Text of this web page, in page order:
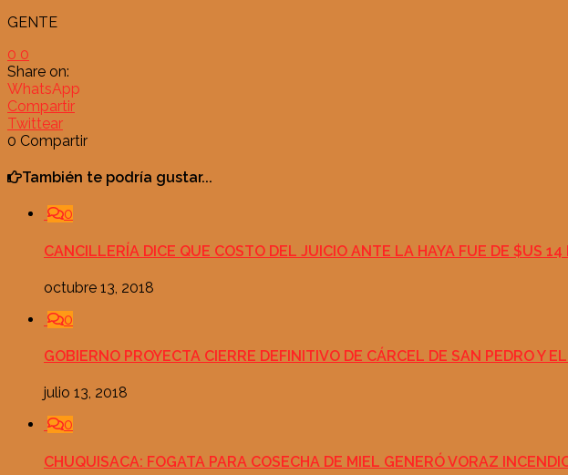
GENTE
0 0
Share on:
WhatsApp
Compartir
Twittear
0 Compartir
También te podría gustar...
0
CANCILLERÍA DICE QUE COSTO DEL JUICIO ANTE LA HAYA FUE DE $US 14
octubre 13, 2018
0
GOBIERNO PROYECTA CIERRE DEFINITIVO DE CÁRCEL DE SAN PEDRO Y
julio 13, 2018
0
CHUQUISACA: FOGATA PARA COSECHA DE MIEL GENERÓ VORAZ